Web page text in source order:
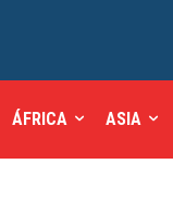
ÁFRICA ASIA